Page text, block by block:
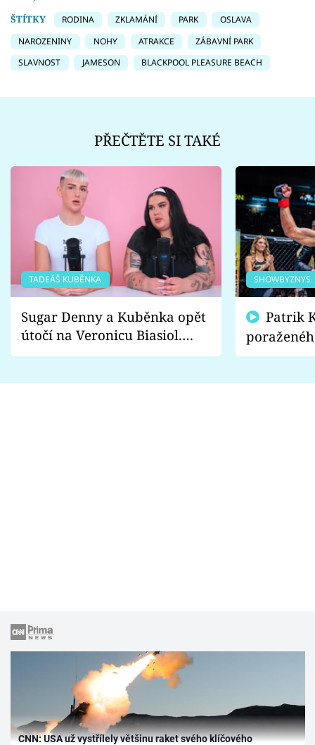
ŠTÍTKY
RODINA ZKLAMÁNÍ PARK
OSLAVA
NAROZENINY
NOHY ATRAKCE
ZÁBAVNÍ PARK
SLAVNOST
JAMESON BLACKPOOL PLEASURE BEACH
PŘEČTĚTE SI TAKÉ
TADEÁŠ KUBĚNKA
Sugar Denny a Kuběnka opět
útočí na Veronicu Biasiol.
Proč je podle nich falešná a
SHOWBYZNYS
fanoušci
CNN: USA už vystřílely většinu raket svého klíčového